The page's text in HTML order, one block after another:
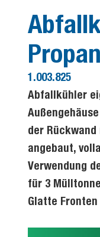
Propan
1.003.825
Abfallkühler
der
angebaut,
Verwendung
für 3
Glatte